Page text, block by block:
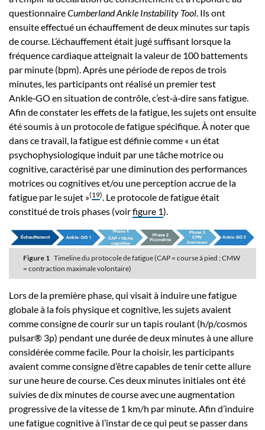
questionnaireCumberland Ankle Instability Tool . Ils ont
ensuite effectué un échauffement de deux minutes sur tapis
de course. L’échauffement était jugé suffisant lorsque la
fréquence cardiaque atteignait la valeur de 100 battements
par minute (bpm). Après une période de repos de trois
minutes, les participants ont réalisé un premier test
Ankle‑GO en situation de contrôle, c’est‑à‑dire sans fatigue.
Afin de constater les effets de la fatigue, les sujets ont ensuite
été soumis à un protocole de fatigue spécifique. À noter que
dans ce travail, la fatigue est définie comme « un état
psychophysiologique induit par une tâche motrice ou
cognitive, caractérisé par une diminution des performances
motrices ou cognitives et/ou une perception accrue de la
fatigue par le sujet »(19) . Le protocole de fatigue était
constitué de trois phases (voirfigure 1).
Figure 1 Timeline du protocole de fatigue (CAP = course à pied ; CMW
= contraction maximale volontaire)
Lors de la première phase, qui visait à induire une fatigue
globale à la fois physique et cognitive, les sujets avaient
comme consigne de courir sur un tapis roulant (h/p/cosmos
pulsar® 3p) pendant une durée de deux minutes à une allure
considérée comme facile. Pour la choisir, les participants
avaient comme consigne d’être capables de tenir cette allure
sur une heure de course. Ces deux minutes initiales ont été
suivies de dix minutes de course avec une augmentation
progressive de la vitesse de 1 km/h par minute. Afin d’induire
une fatigue cognitive à l’instar de ce qui peut se passer dans